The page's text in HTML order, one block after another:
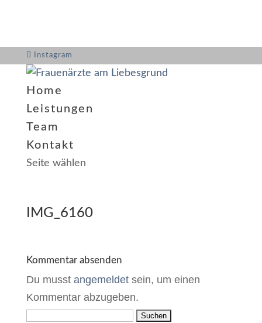
Instagram
Home
Leistungen
Team
Kontakt
Seite wählen
IMG_6160
Kommentar absenden
Du musst angemeldetsein, um einen
Kommentar abzugeben.